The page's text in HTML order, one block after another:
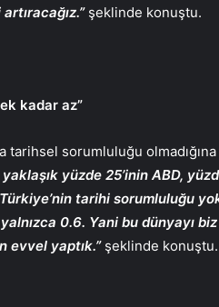
şeklinde konuştu.
kadar az”
sorumluluğu
yüzde 25’inin ABD,
tarihi sorumluluğu
0.6. Yani bu dünyayı
evvel yaptık.” şeklinde konuştu.